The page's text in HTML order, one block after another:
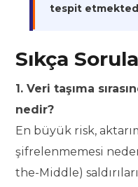
tespit
Sıkça
1. Veri taşıma
nedir?
En büyük risk,
şifrelenmemesi
the-Middle)